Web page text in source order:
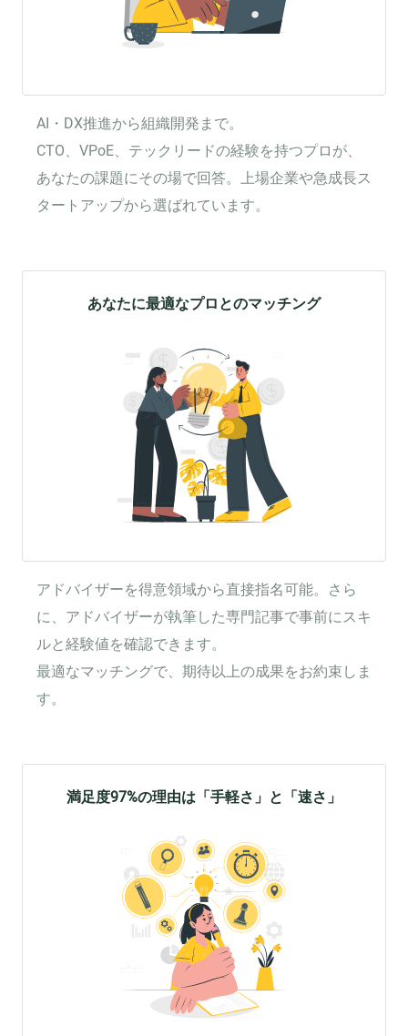
AI・DX推進から組織開発まで。
CTO、VPoE、テックリードの経験を持つプロが、
あなたの課題にその場で回答。上場企業や急成長ス
タートアップから選ばれています。
あなたに最適なプロとのマッチング
アドバイザーを得意領域から直接指名可能。さら
に、アドバイザーが執筆した専門記事で事前にスキ
ルと経験値を確認できます。
最適なマッチングで、期待以上の成果をお約束しま
す。
満足度97%の理由は「手軽さ」と「速さ」